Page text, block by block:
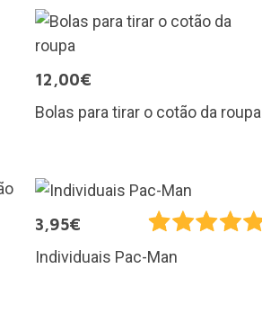
12,00€
Bolas para tirar o cotão da roupa
3,95€
Individuais Pac-Man